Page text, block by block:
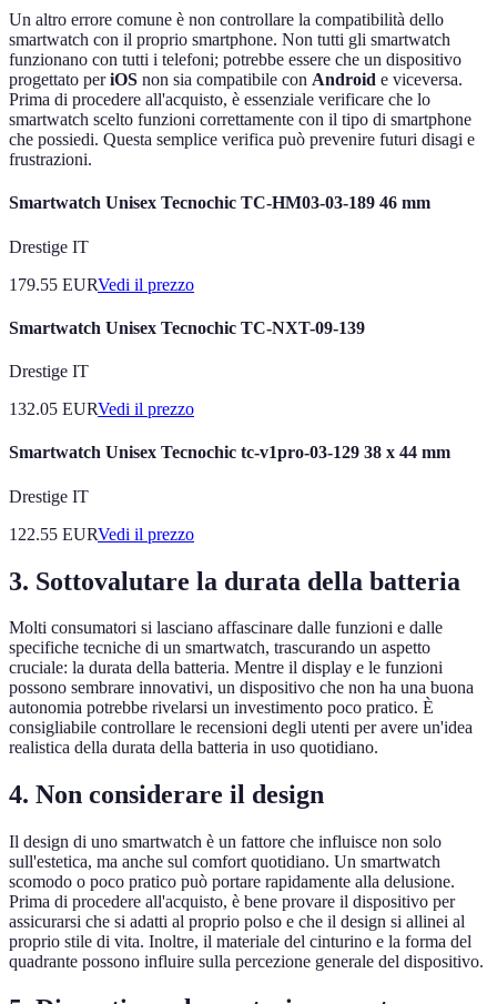
Un altro errore comune è non controllare la compatibilità dello
smartwatch con il proprio smartphone. Non tutti gli smartwatch
funzionano con tutti i telefoni; potrebbe essere che un dispositivo
progettato periOS non sia compatibile con Android e viceversa.
Prima di procedere all'acquisto, è essenziale verificare che lo
smartwatch scelto funzioni correttamente con il tipo di smartphone
che possiedi. Questa semplice verifica può prevenire futuri disagi e
frustrazioni.
Smartwatch Unisex Tecnochic TC-HM03-03-189 46 mm
Drestige IT
179.55 EURVedi il prezzo
Smartwatch Unisex Tecnochic TC-NXT-09-139
Drestige IT
132.05 EURVedi il prezzo
Smartwatch Unisex Tecnochic tc-v1pro-03-129 38 x 44 mm
Drestige IT
122.55 EURVedi il prezzo
3. Sottovalutare la durata della batteria
Molti consumatori si lasciano affascinare dalle funzioni e dalle
specifiche tecniche di un smartwatch, trascurando un aspetto
cruciale: la durata della batteria. Mentre il display e le funzioni
possono sembrare innovativi, un dispositivo che non ha una buona
autonomia potrebbe rivelarsi un investimento poco pratico. È
consigliabile controllare le recensioni degli utenti per avere un'idea
realistica della durata della batteria in uso quotidiano.
4. Non considerare il design
Il design di uno smartwatch è un fattore che influisce non solo
sull'estetica, ma anche sul comfort quotidiano. Un smartwatch
scomodo o poco pratico può portare rapidamente alla delusione.
Prima di procedere all'acquisto, è bene provare il dispositivo per
assicurarsi che si adatti al proprio polso e che il design si allinei al
proprio stile di vita. Inoltre, il materiale del cinturino e la forma del
quadrante possono influire sulla percezione generale del dispositivo.